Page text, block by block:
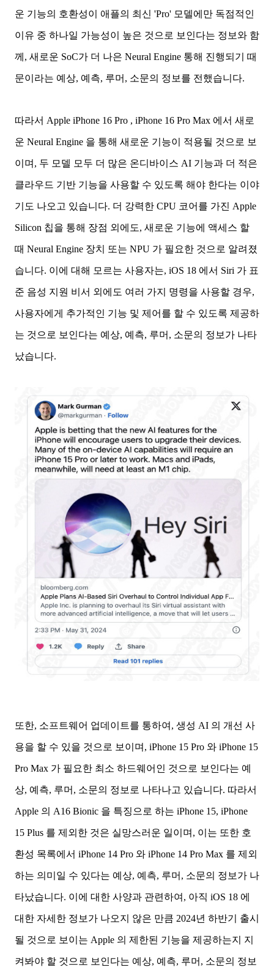
운 기능의 호환성이 애플의 최신 'Pro' 모델에만 독점적인
이유 중 하나일 가능성이 높은 것으로 보인다는 정보와 함
께, 새로운 SoC가 더 나은 Neural Engine 통해 진행되기 때
문이라는 예상, 예측, 루머, 소문의 정보를 전했습니다.
따라서 Apple iPhone 16 Pro , iPhone 16 Pro Max 에서 새로
운 Neural Engine 을 통해 새로운 기능이 적용될 것으로 보
이며, 두 모델 모두 더 많은 온디바이스 AI 기능과 더 적은
클라우드 기반 기능을 사용할 수 있도록 해야 한다는 이야
기도 나오고 있습니다. 더 강력한 CPU 코어를 가진 Apple
Silicon 칩을 통해 장점 외에도, 새로운 기능에 액세스 할
때 Neural Engine 장치 또는 NPU 가 필요한 것으로 알려졌
습니다. 이에 대해 모르는 사용자는, iOS 18 에서 Siri 가 표
준 음성 지원 비서 외에도 여러 가지 명령을 사용할 경우,
사용자에게 추가적인 기능 및 제어를 할 수 있도록 제공하
는 것으로 보인다는 예상, 예측, 루머, 소문의 정보가 나타
났습니다.
또한, 소프트웨어 업데이트를 통하여, 생성 AI 의 개선 사
용을 할 수 있을 것으로 보이며, iPhone 15 Pro 와 iPhone 15
Pro Max 가 필요한 최소 하드웨어인 것으로 보인다는 예
상, 예측, 루머, 소문의 정보로 나타나고 있습니다. 따라서
Apple 의 A16 Bionic 을 특징으로 하는 iPhone 15, iPhone
15 Plus 를 제외한 것은 실망스러운 일이며, 이는 또한 호
환성 목록에서 iPhone 14 Pro 와 iPhone 14 Pro Max 를 제외
하는 의미일 수 있다는 예상, 예측, 루머, 소문의 정보가 나
타났습니다. 이에 대한 사양과 관련하여, 아직 iOS 18 에
대한 자세한 정보가 나오지 않은 만큼 2024년 하반기 출시
될 것으로 보이는 Apple 의 제한된 기능을 제공하는지 지
켜봐야 할 것으로 보인다는 예상, 예측, 루머, 소문의 정보